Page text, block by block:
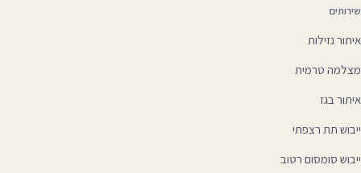
שירותים
איתור נזילות
מצלמה טרמית
איתור בגז
ייבוש תת רצפתי
ייבוש סומסום רטוב